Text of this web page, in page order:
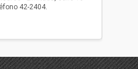
42-2404.